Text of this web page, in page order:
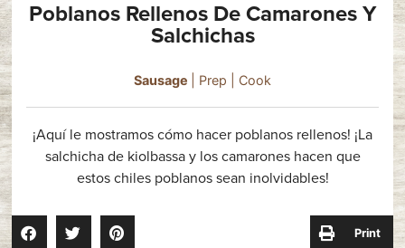
Poblanos Rellenos De Camarones Y
Salchichas
Sausage | Prep | Cook
¡Aquí le mostramos cómo hacer poblanos rellenos! ¡La
salchicha de kiolbassa y los camarones hacen que
estos chiles poblanos sean inolvidables!
Print